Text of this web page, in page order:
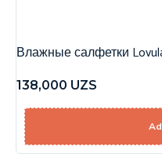
Влажные салфетки
138,000 UZS